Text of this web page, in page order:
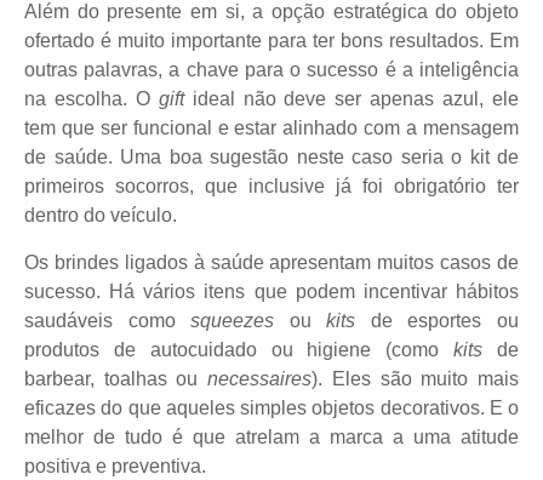
Além do presente em si, a opção estratégica do objeto
ofertado é muito importante para ter bons resultados. Em
outras palavras, a chave para o sucesso é a inteligência
na escolha. O giftideal não deve ser apenas azul, ele
tem que ser funcional e estar alinhado com a mensagem
de saúde. Uma boa sugestão neste caso seria o kit de
primeiros socorros, que inclusive já foi obrigatório ter
dentro do veículo.
Os brindes ligados à saúde apresentam muitos casos de
sucesso. Há vários itens que podem incentivar hábitos
saudáveis comosqueezes oukits de esportes ou
produtos de autocuidado ou higiene (comokits de
barbear, toalhas ounecessaires). Eles são muito mais
eficazes do que aqueles simples objetos decorativos. E o
melhor de tudo é que atrelam a marca a uma atitude
positiva e preventiva.